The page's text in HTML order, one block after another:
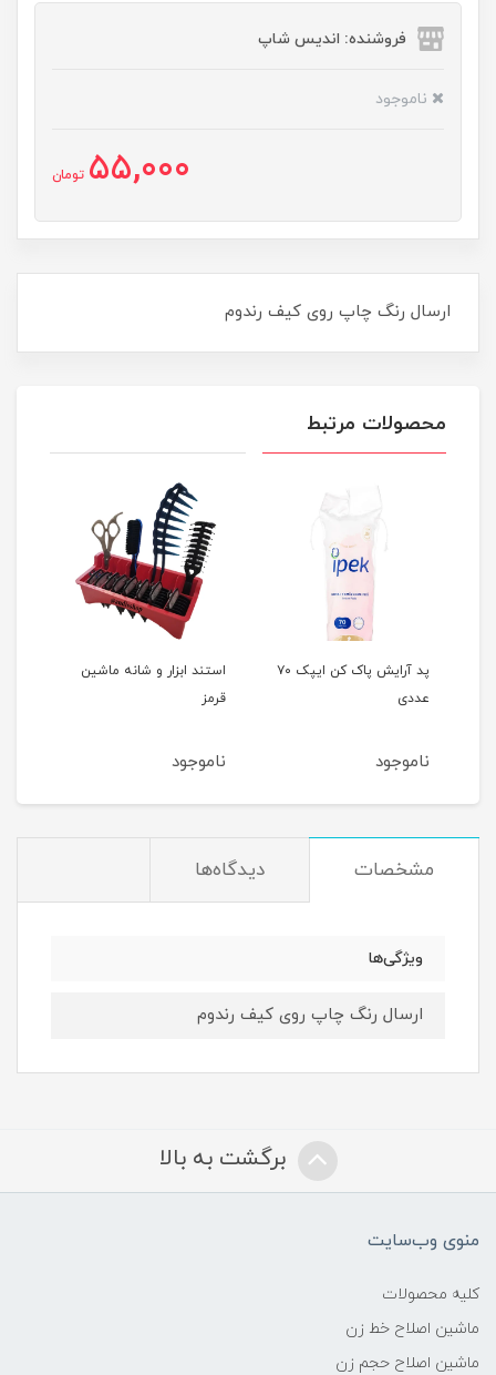
فروشنده: اندیس شاپ
ناموجود
55,000 تومان
ارسال رنگ چاپ روی کیف رندوم
محصولات مرتبط
استند ابزار و شانه ماشین
ناموجود
استند ابزار و شانه ماشین
ناموجود
مشخصات دیدگاه‌ها
ویژگی‌ها
ارسال رنگ چاپ روی کیف رندوم
برگشت به بالا
منوی وب‌سایت
کلیه محصولات
ماشین اصلاح خط زن
ماشین اصلاح حجم زن